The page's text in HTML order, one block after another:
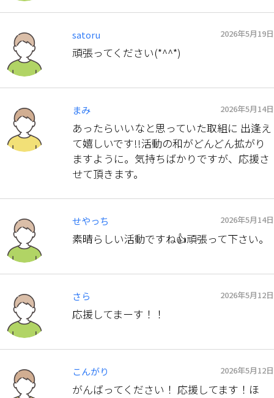
satoru 2026年5月19日
頑張ってください(*^^*)
まみ 2026年5月14日
あったらいいなと思っていた取組に 出逢え
て嬉しいです!!活動の和がどんどん拡がり
ますように。気持ちばかりですが、応援さ
せて頂きます。
せやっち 2026年5月14日
素晴らしい活動ですね👍頑張って下さい。
さら 2026年5月12日
応援してまーす！！
こんがり 2026年5月12日
がんばってください！ 応援してます！ほ